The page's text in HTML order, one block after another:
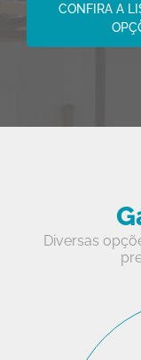
CONFIRA A
Diversas